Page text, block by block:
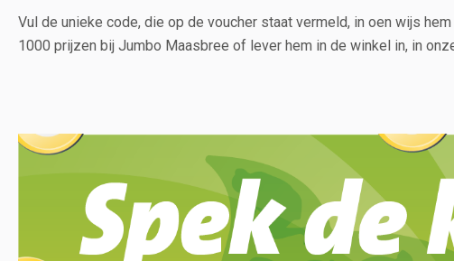
Vul de unieke code, die op de voucher staat vermeld, in oen wijs
1000 prijzen bij Jumbo Maasbree of lever hem in de winkel in, in